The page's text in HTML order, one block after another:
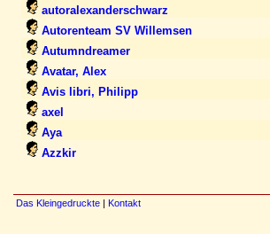
autoralexanderschwarz
Autorenteam SV Willemsen
Autumndreamer
Avatar, Alex
Avis libri, Philipp
axel
Aya
Azzkir
Das Kleingedruckte | Kontakt